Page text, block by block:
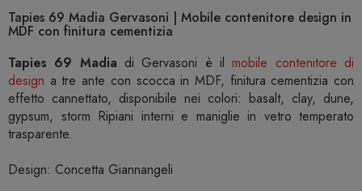
Tapies 69 Madia Gervasoni | Mobile contenitore design in
MDF con finitura cementizia
Tapies 69 Madia di Gervasoni è ilmobile contenitore di
design a tre ante con scocca in MDF, finitura cementizia con
effetto cannettato, disponibile nei colori: basalt, clay, dune,
gypsum, storm Ripiani interni e maniglie in vetro temperato
trasparente.
Design: Concetta Giannangeli